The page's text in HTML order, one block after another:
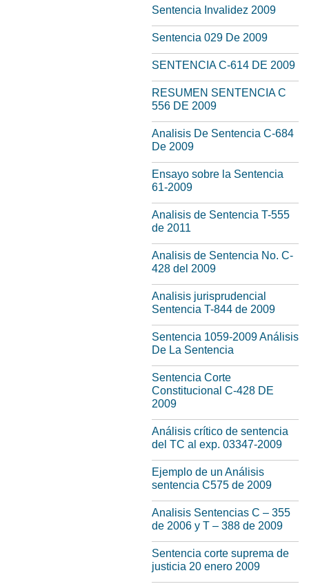
Sentencia Invalidez 2009
Sentencia 029 De 2009
SENTENCIA C-614 DE 2009
RESUMEN SENTENCIA C
556 DE 2009
Analisis De Sentencia C-684
De 2009
Ensayo sobre la Sentencia
61-2009
Analisis de Sentencia T-555
de 2011
Analisis de Sentencia No. C-
428 del 2009
Analisis jurisprudencial
Sentencia T-844 de 2009
Sentencia 1059-2009 Análisis
De La Sentencia
Sentencia Corte
Constitucional C-428 DE
2009
Análisis crítico de sentencia
del TC al exp. 03347-2009
Ejemplo de un Análisis
sentencia C575 de 2009
Analisis Sentencias C – 355
de 2006 y T – 388 de 2009
Sentencia corte suprema de
justicia 20 enero 2009